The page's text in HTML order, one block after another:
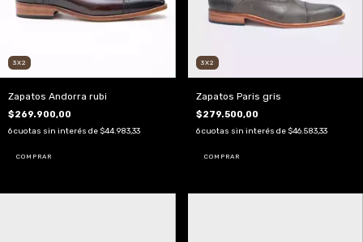
3X2
Zapatos Andorra rubi
$269.900,00
6cuotas sin interés de $44.983,33
COMPRAR
3X2
Zapatos Paris gris
$279.500,00
6 cuotas sin interés de $46.583,33
COMPRAR